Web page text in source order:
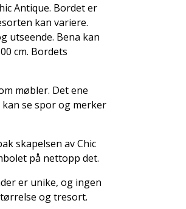
Antique. Bordet er
kan variere.
utseende. Bena kan
cm. Bordets
møbler. Det ene
se spor og merker
skapelsen av Chic
på nettopp det.
er unike, og ingen
og tresort.